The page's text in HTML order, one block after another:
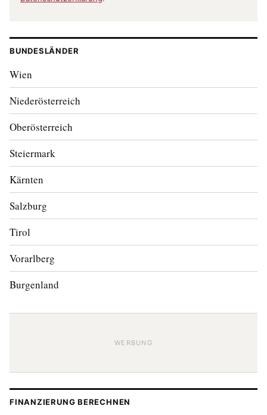
BUNDESLÄNDER
Wien
Niederösterreich
Oberösterreich
Steiermark
Kärnten
Salzburg
Tirol
Vorarlberg
Burgenland
WERBUNG
FINANZIERUNG BERECHNEN